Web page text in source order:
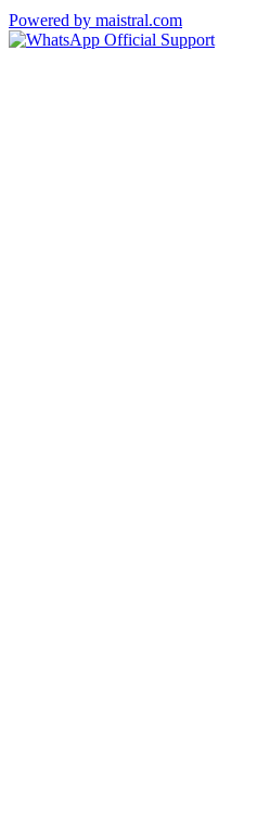
Powered by maistral.com